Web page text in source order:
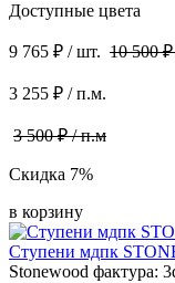
Доступные цвета
9 765 ₽ / шт. 10 500
3 255 ₽ / п.м.
3 500 ₽ / п.м
Скидка 7%
в корзину
Ступени мдпк
Stonewood фактура: